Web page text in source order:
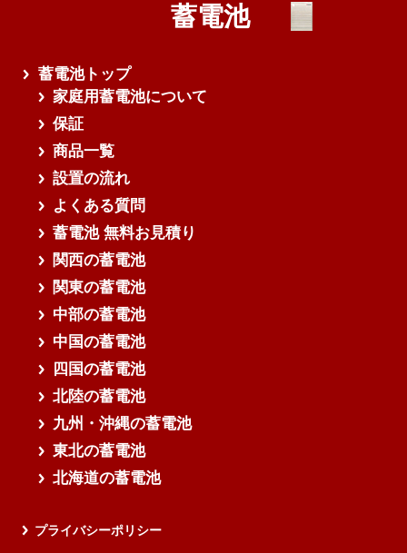
蓄電池
蓄電池トップ
家庭用蓄電池について
保証
商品一覧
設置の流れ
よくある質問
蓄電池 無料お見積り
関西の蓄電池
関東の蓄電池
中部の蓄電池
中国の蓄電池
四国の蓄電池
北陸の蓄電池
九州・沖縄の蓄電池
東北の蓄電池
北海道の蓄電池
プライバシーポリシー